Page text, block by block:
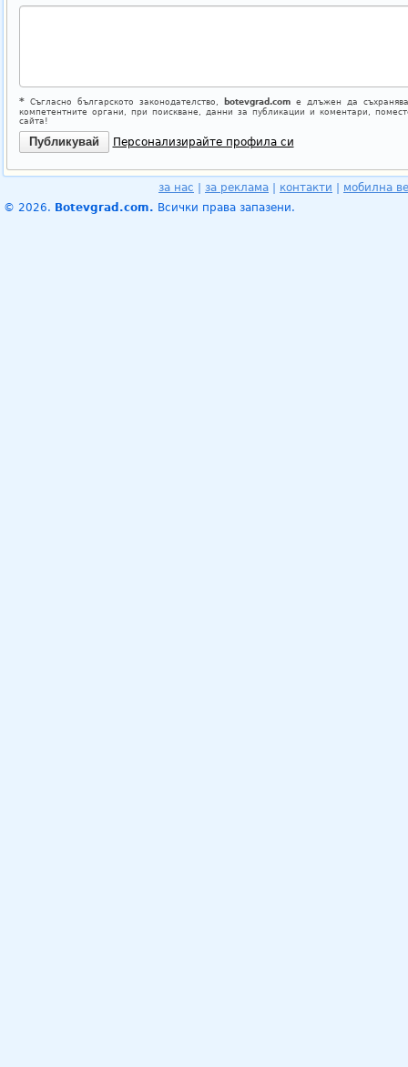
*Съгласно българското законодателство, botevgrad.comе длъжен да
компетентните органи, при поискване, данни за публикации и коментари,
сайта!
Персонализирайте профила си
за нас за реклама контакти
мобилна
© 2026. Botevgrad.com. Всички права запазени.